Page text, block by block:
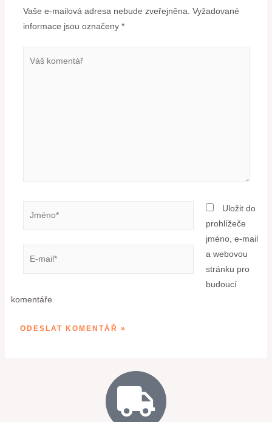
Vaše e-mailová adresa nebude zveřejněna. Vyžadované
informace jsou označeny *
Uložit do
prohlížeče
jméno, e-mail
a webovou
stránku pro
budoucí
komentáře.